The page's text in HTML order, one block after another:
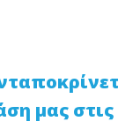
μας